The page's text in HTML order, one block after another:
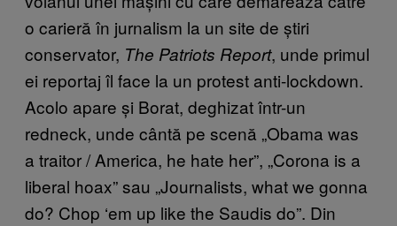
o carieră în jurnalism la un site de știri
conservator, The Patriots Report, unde primul
ei reportaj îl face la un protest anti-lockdown.
Acolo apare și Borat, deghizat într-un
redneck, unde cântă pe scenă „Obama was
a traitor / America, he hate her”, „Corona is a
liberal hoax” sau „Journalists, what we gonna
do? Chop ‘em up like the Saudis do”. Din